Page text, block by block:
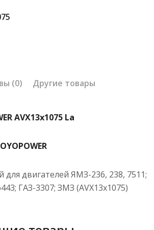
(0) Другие товары
AVX13x1075 La
двигателей ЯМЗ-236, 238, 7511;
ГАЗ-3307; ЗМЗ (AVX13x1075)